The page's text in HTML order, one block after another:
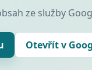
ze služby
Otevřít v